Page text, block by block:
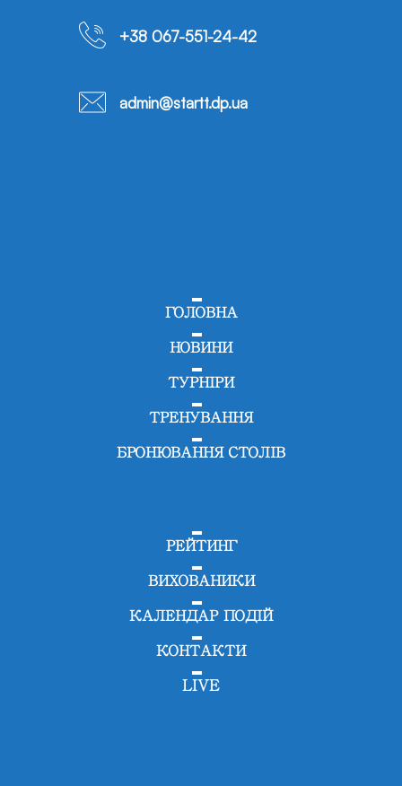
+38 067-551-24-42
admin@startt.dp.ua
ГОЛОВНА
НОВИНИ
ТУРНІРИ
ТРЕНУВАННЯ
БРОНЮВАННЯ СТОЛІВ
РЕЙТИНГ
ВИХОВАНИКИ
КАЛЕНДАР ПОДІЙ
КОНТАКТИ
LIVE